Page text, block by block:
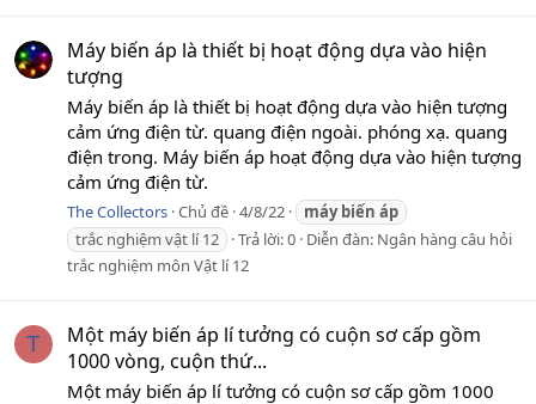
Máy biến áp là thiết bị hoạt động dựa vào hiện
tượng
Máy biến áp là thiết bị hoạt động dựa vào hiện tượng
cảm ứng điện từ. quang điện ngoài. phóng xạ. quang
điện trong. Máy biến áp hoạt động dựa vào hiện tượng
cảm ứng điện từ.
The Collectors Chủ đề 4/8/22 máy biến áp
trắc nghiệm vật lí 12
Trả lời: 0 Diễn đàn: Ngân hàng câu hỏi
trắc nghiệm môn Vật lí 12
T
Một máy biến áp lí tưởng có cuộn sơ cấp gồm
1000 vòng, cuộn thứ...
Một máy biến áp lí tưởng có cuộn sơ cấp gồm 1000